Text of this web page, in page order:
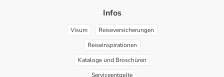
Infos
Visum
Reiseversicherungen
Reiseinspirationen
Kataloge und Broschüren
Serviceentgelte